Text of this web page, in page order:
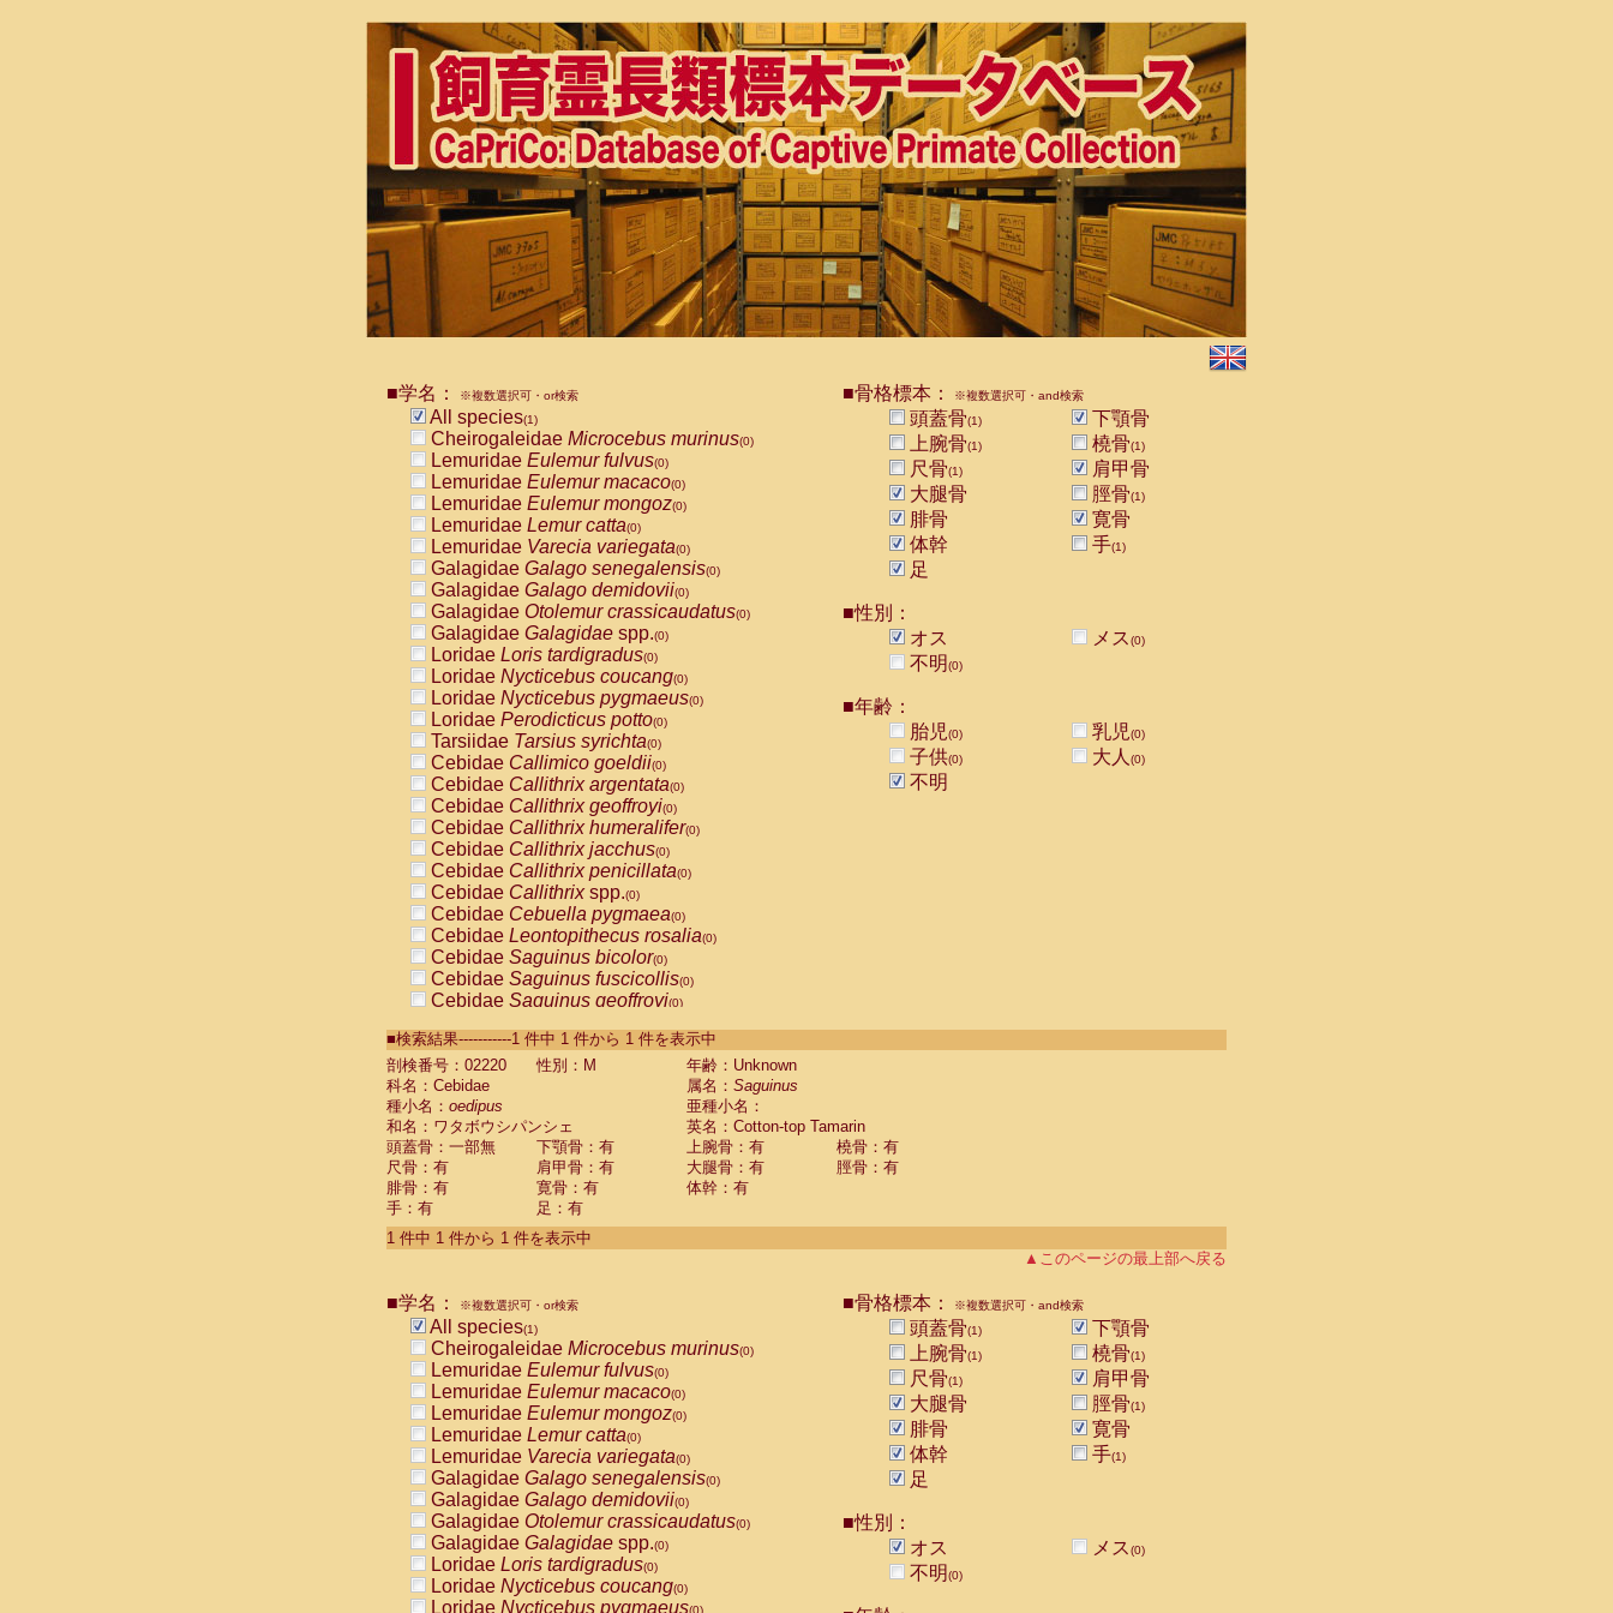
■学名： ※複数選択可・or検索
All species(1)
Cheirogaleidae Microcebus murinus(0)
Lemuridae Eulemur fulvus(0)
Lemuridae Eulemur macaco(0)
Lemuridae Eulemur mongoz(0)
Lemuridae Lemur catta(0)
Lemuridae Varecia variegata(0)
Galagidae Galago senegalensis(0)
Galagidae Galago demidovii(0)
Galagidae Otolemur crassicaudatus(0)
Galagidae Galagidae spp.(0)
Loridae Loris tardigradus(0)
Loridae Nycticebus coucang(0)
Loridae Nycticebus pygmaeus(0)
Loridae Perodicticus potto(0)
Tarsiidae Tarsius syrichta(0)
Cebidae Callimico goeldii(0)
Cebidae Callithrix argentata(0)
Cebidae Callithrix geoffroyi(0)
Cebidae Callithrix humeralifer(0)
Cebidae Callithrix jacchus(0)
Cebidae Callithrix penicillata(0)
Cebidae Callithrixspp.(0)
Cebidae Cebuella pygmaea(0)
Cebidae Leontopithecus rosalia(0)
Cebidae Saguinus bicolor(0)
Cebidae Saguinus fuscicollis(0)
Cebidae Saguinus geoffroyi(0)
CebidaeSaguinus labiatus(0)
Cebidae Saguinus leucopus (0)
Cebidae
Cebidae
CebidaeSaguinus nigricollis (0)
Cebidae Saguinus oedipus
Cebidae Saguinus weddelli
Cebidae Saguinusspp.
Cebidae Aotus trivirgatus
Cebidae Cebus albifrons
CebidaeCebus nigrivittatus
CebidaeCebus
CebidaeSaimiri boliviensis(0)
CebidaeSaimiri sciureus(0)
AtelidaeAlouatta caraya(0)
AtelidaeAlouatta fusca(0)
AtelidaeAlouatta seniculus
AtelidaeAlouattaspp.(0)
AtelidaeAteles belzebuth(0)
AtelidaeAteles geoffroyi(0)
AtelidaeAteles paniscus(0)
AtelidaeAtelesspp.(0)
Atelidae Lagothrix lagothricha
AtelidaeLagothrix lagothricha cana
PitheciidaeCacajao calvus rubicundus
■骨格標本： ※複数選択可・and検索
頭蓋骨(1)
下顎骨
上腕骨(1) 橈骨(1)
尺骨(1)
肩甲骨
大腿骨
脛骨(1)
腓骨
寛骨
体幹
手(1)
足
■性別：
オス
メス(0)
不明(0)
■年齢：
胎児(0) 乳児(0)
子供(0) 大人 (0)
不明
■検索結果-----------1 件中 1 件から 1 件を表示中
剖検番号：02220
性別：M
年齢：Unknown
科名：Cebidae
属名： Saguinus
種小名： oedipus
亜種小名：
和名：ワタボウシパンシェ
英名：Cotton-top Tamarin
頭蓋骨：一部無
下顎骨：有 上腕骨：有
橈骨：有
尺骨：有
肩甲骨：有 大腿骨：有
脛骨：有
腓骨：有
寛骨：有
体幹：有
手：有
足：有
1 件中 1 件から 1 件を表示中
▲このページの最上部へ戻る
■学名： ※複数選択可・or検索
All species(1)
Cheirogaleidae Microcebus murinus(0)
Lemuridae Eulemur fulvus(0)
Lemuridae Eulemur macaco(0)
Lemuridae Eulemur mongoz(0)
Lemuridae Lemur catta(0)
Lemuridae Varecia variegata(0)
Galagidae Galago senegalensis(0)
Galagidae Galago demidovii(0)
Galagidae Otolemur crassicaudatus(0)
Galagidae Galagidae spp.(0)
Loridae Loris tardigradus(0)
Loridae Nycticebus coucang(0)
Loridae Nycticebus pygmaeus(0)
■骨格標本： ※複数選択可・and検索
頭蓋骨(1)
下顎骨
上腕骨(1) 橈骨(1)
尺骨(1)
肩甲骨
大腿骨
脛骨(1)
腓骨
寛骨
体幹
手(1)
足
■性別：
オス
メス(0)
不明(0)